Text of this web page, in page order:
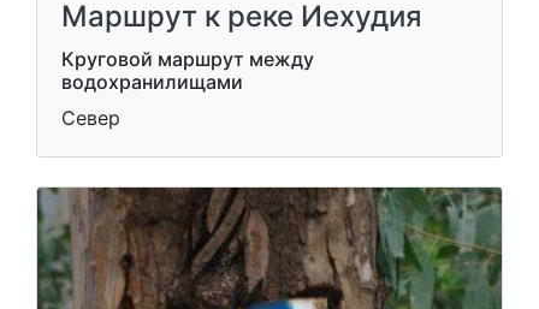
Маршрут к реке Иехудия
Круговой маршрут между
водохранилищами
Север